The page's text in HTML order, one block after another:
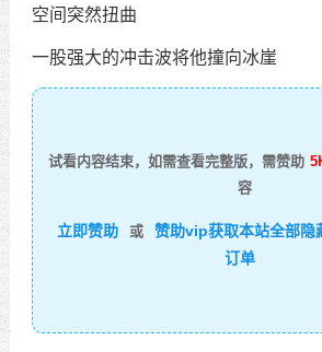
空间突然扭曲
一股强大的冲击波将他撞向冰崖
试看内容结束，如需查看完整版，需赞助
容
立即赞助 或 赞助vip获取本站全部隐
订单